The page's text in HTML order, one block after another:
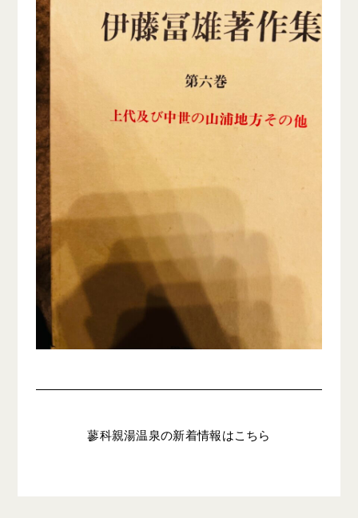
蓼科親湯温泉の新着情報はこちら